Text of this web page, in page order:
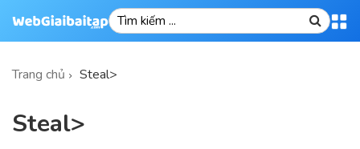
Trang chủ Steal>
Steal>